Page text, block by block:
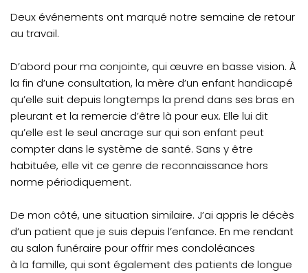
Deux événements ont marqué notre semaine de retour
au travail.
D’abord pour ma conjointe, qui œuvre en basse vision. À
la fin d’une consultation, la mère d’un enfant handicapé
qu’elle suit depuis longtemps la prend dans ses bras en
pleurant et la remercie d’être là pour eux. Elle lui dit
qu’elle est le seul ancrage sur qui son enfant peut
compter dans le système de santé. Sans y être
habituée, elle vit ce genre de reconnaissance hors
norme périodiquement.
De mon côté, une situation similaire. J’ai appris le décès
d’un patient que je suis depuis l’enfance. En me rendant
au salon funéraire pour offrir mes condoléances
à la famille, qui sont également des patients de longue